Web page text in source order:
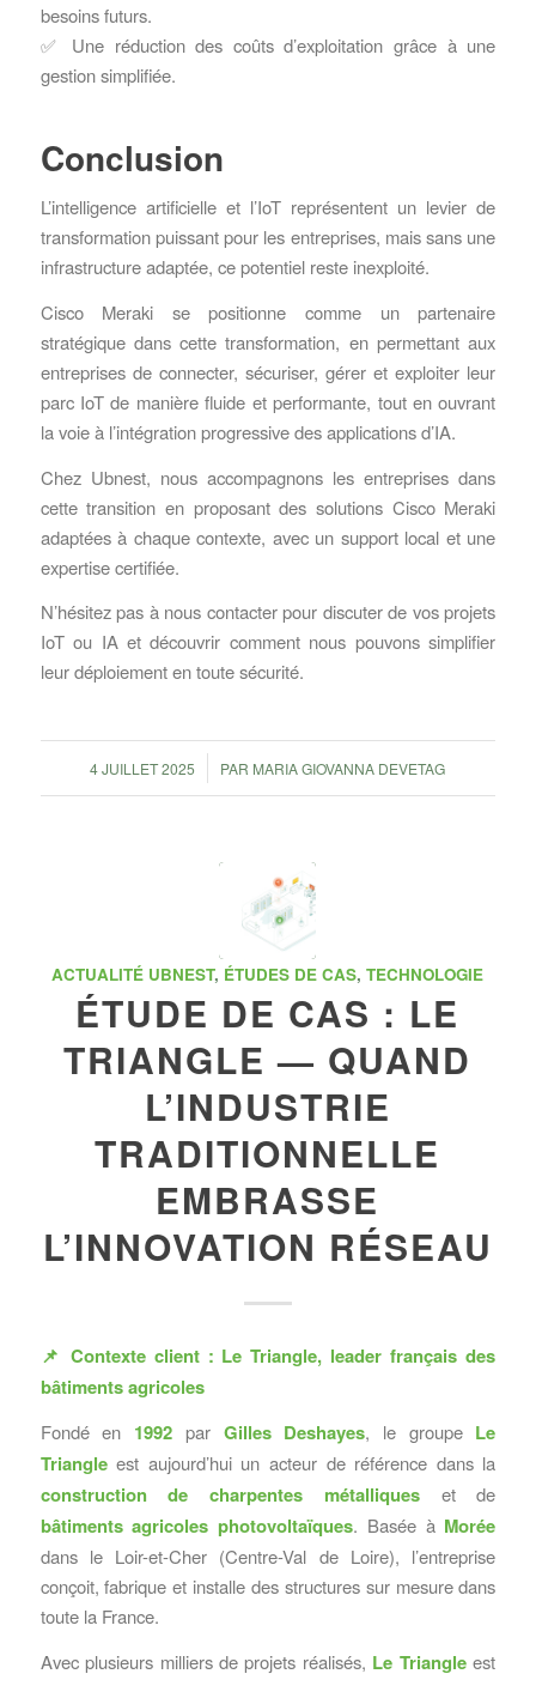
besoins futurs.
✅ Une réduction des coûts d’exploitation grâce à une
gestion simplifiée.
Conclusion
L’intelligence artificielle et l’IoT représentent un levier de
transformation puissant pour les entreprises, mais sans une
infrastructure adaptée, ce potentiel reste inexploité.
Cisco Meraki se positionne comme un partenaire
stratégique dans cette transformation, en permettant aux
entreprises de connecter, sécuriser, gérer et exploiter leur
parc IoT de manière fluide et performante, tout en ouvrant
la voie à l’intégration progressive des applications d’IA.
Chez Ubnest, nous accompagnons les entreprises dans
cette transition en proposant des solutions Cisco Meraki
adaptées à chaque contexte, avec un support local et une
expertise certifiée.
N’hésitez pas à nous contacter pour discuter de vos projets
IoT ou IA et découvrir comment nous pouvons simplifier
leur déploiement en toute sécurité.
4 JUILLET 2025
/ PAR MARIA GIOVANNA DEVETAG
ACTUALITÉ UBNEST, ÉTUDES DE CAS,TECHNOLOGIE
ÉTUDE DE CAS : LE
TRIANGLE — QUAND
L’INDUSTRIE
TRADITIONNELLE
EMBRASSE
L’INNOVATION RÉSEAU
📌 Contexte client : Le Triangle, leader français des
bâtiments agricoles
Fondé en 1992 par Gilles Deshayes, le groupe Le
Triangleest aujourd’hui un acteur de référence dans la
construction de charpentes métalliqueset de
bâtiments agricoles photovoltaïques. Basée à Morée
dans le Loir-et-Cher (Centre-Val de Loire), l’entreprise
conçoit, fabrique et installe des structures sur mesure dans
toute la France.
Avec plusieurs milliers de projets réalisés, Le Triangleest